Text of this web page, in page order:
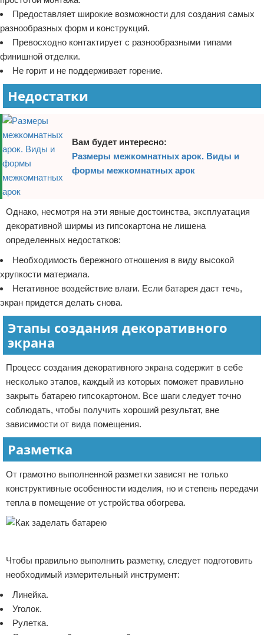
Предоставляет широкие возможности для создания самых
разнообразных форм и конструкций.
Превосходно контактирует с разнообразными типами
финишной отделки.
Не горит и не поддерживает горение.
Недостатки
Вам будет интересно:
Размеры межкомнатных арок. Виды и
формы межкомнатных арок
Однако, несмотря на эти явные достоинства, эксплуатация
декоративной ширмы из гипсокартона не лишена
определенных недостатков:
Необходимость бережного отношения в виду высокой
хрупкости материала.
Негативное воздействие влаги. Если батарея даст течь,
экран придется делать снова.
Этапы создания декоративного
экрана
Процесс создания декоративного экрана содержит в себе
несколько этапов, каждый из которых поможет правильно
закрыть батарею гипсокартоном. Все шаги следует точно
соблюдать, чтобы получить хороший результат, вне
зависимости от вида помещения.
Разметка
От грамотно выполненной разметки зависят не только
конструктивные особенности изделия, но и степень передачи
тепла в помещение от устройства обогрева.
Чтобы правильно выполнить разметку, следует подготовить
необходимый измерительный инструмент:
Линейка.
Уголок.
Рулетка.